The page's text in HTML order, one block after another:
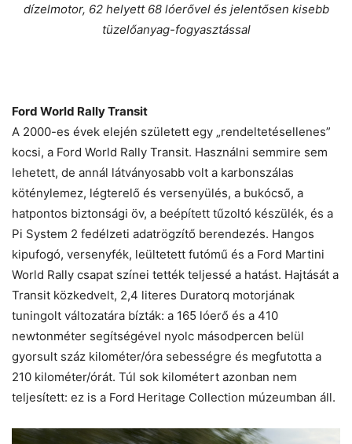
dízelmotor, 62 helyett 68 lóerővel és jelentősen kisebb
tüzelőanyag-fogyasztással
Ford World Rally Transit
A 2000-es évek elején született egy „rendeltetésellenes”
kocsi, a Ford World Rally Transit. Használni semmire sem
lehetett, de annál látványosabb volt a karbonszálas
köténylemez, légterelő és versenyülés, a bukócső, a
hatpontos biztonsági öv, a beépített tűzoltó készülék, és a
Pi System 2 fedélzeti adatrögzítő berendezés. Hangos
kipufogó, versenyfék, leültetett futómű és a Ford Martini
World Rally csapat színei tették teljessé a hatást. Hajtását a
Transit közkedvelt, 2,4 literes Duratorq motorjának
tuningolt változatára bízták: a 165 lóerő és a 410
newtonméter segítségével nyolc másodpercen belül
gyorsult száz kilométer/óra sebességre és megfutotta a
210 kilométer/órát. Túl sok kilométert azonban nem
teljesített: ez is a Ford Heritage Collection múzeumban áll.